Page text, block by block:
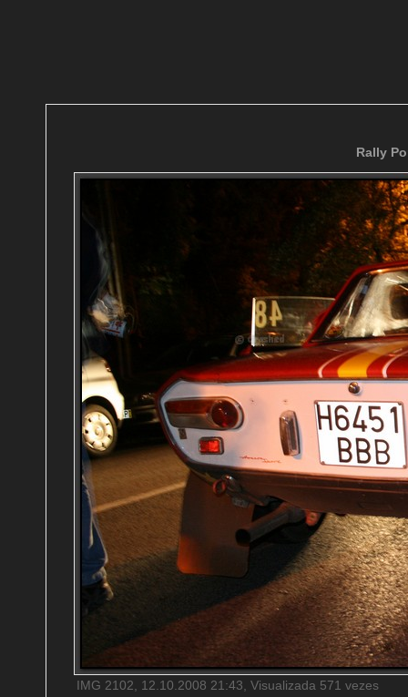
Rally
IMG 2102, 12.10.2008 21:43, Visualizada 571 vezes